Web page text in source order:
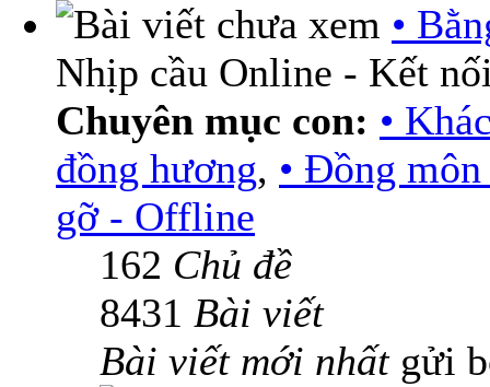
•
Nhịp cầu Online - Kết
Chuyên mục con: •
đồng hương, • Đồng
gỡ - Offline
162 Chủ đề
8431 Bài viết
Bài viết mới nhấtgửi